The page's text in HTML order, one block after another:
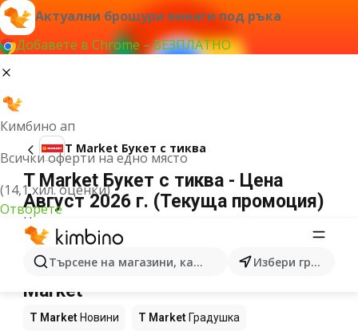
Актуални брошури винаги под ръка
Добавете в Chrome – БЕЗПЛАТНО
Кимбино ап
Всички оферти на едно място
(14,1 хил. оценки)
Отворете
Търсене на магазини, категории, продукти...Избери град
T Market Букет с тиква
T Market Букет с тиква - Цена
Август 2026 г. (Текуща промоция)
Не можахме да намерим резултати за този
термин.
Още продукти в магазините T
Market
T Market Новини T Market Градушка